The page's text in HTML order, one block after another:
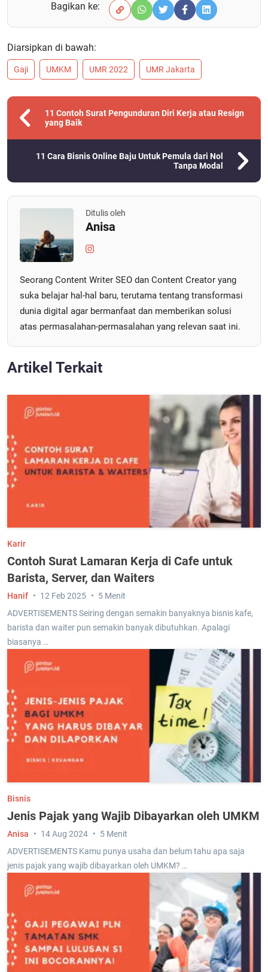
Bagikan ke:
Diarsipkan di bawah:
Gaji UMKM UMR 2022 UMR Jakarta
11 Contoh Surat Pengunduran Diri Kerja atau Resign
yang Baik
11 Cara Bisnis Online Baju Untuk Pemula dari Nol
Tanpa Modal
Ditulis oleh
Anisa
Seorang Content Writer SEO dan Content Creator yang
suka belajar hal-hal baru, terutama tentang transformasi
dunia digital agar bermanfaat dan memberikan solusi
atas permasalahan-permasalahan yang relevan saat ini.
Artikel Terkait
Karir
Contoh Surat Lamaran Kerja di Cafe untuk
Barista, Server, dan Waiters
ADVERTISEMENTS Seiring dengan semakin banyaknya bisnis kafe,
barista dan waiter pun semakin banyak dibutuhkan. Apalagi
biasanya …
Hanif 12 Feb 2025 5 Menit
Bisnis
Jenis Pajak yang Wajib Dibayarkan oleh UMKM
ADVERTISEMENTS Kamu punya usaha dan belum tahu apa saja
jenis pajak yang wajib dibayarkan oleh UMKM? …
Anisa 14 Aug 2024 5 Menit